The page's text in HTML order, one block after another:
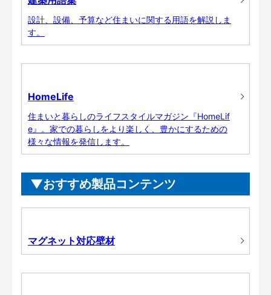
設計、設備、予算など住まいに関する用語を解説しま
す。
HomeLife
住まいと暮らしのライフスタイルマガジン『HomeLif
e』。家での暮らしをより楽しく、豊かにするための
様々な情報を発信します。
おすすめ製品コンテンツ
マグネット対応壁材